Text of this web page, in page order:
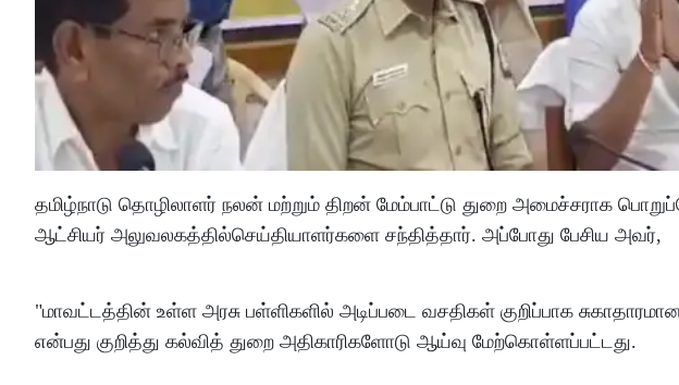
தமிழ்நாடு தொழிலாளர் நலன் மற்றும் திறன் மேம்பாட்டு துறை அமைச்சராக
ஆட்சியர் அலுவலகத்தில்செய்தியாளர்களை சந்தித்தார். அப்போது பேசிய அவர்,
"மாவட்டத்தின் உள்ள அரசு பள்ளிகளில் அடிப்படை வசதிகள் குறிப்பாக
என்பது குறித்து கல்வித் துறை அதிகாரிகளோடு ஆய்வு மேற்கொள்ளப்பட்டது.